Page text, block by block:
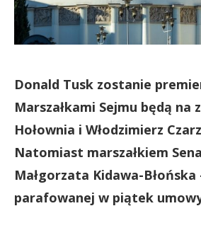
Donald Tusk zostanie
Marszałkami Sejmu będą na
Hołownia i Włodzimierz
Natomiast marszałkiem
Małgorzata Kidawa-
parafowanej w piątek